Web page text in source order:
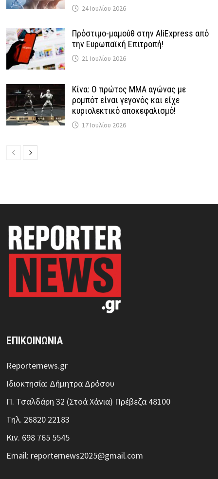
24 Ιουλίου 2026
Πρόστιμο-μαμούθ στην AliExpress από
την Ευρωπαϊκή Επιτροπή!
21 Ιουλίου 2026
Κίνα: Ο πρώτος MMA αγώνας με
ρομπότ είναι γεγονός και είχε
κυριολεκτικό αποκεφαλισμό!
17 Ιουλίου 2026
ΕΠΙΚΟΙΝΩΝΙΑ
Reporternews.gr
Ιδιοκτησία: Δήμητρα Δρόσου
Π. Τσαλδάρη 32 (Στοά Χάνια) Πρέβεζα 48100
Τηλ. 26820 22183
Κιν. 698 765 5545
Email: reporternews2025@gmail.com